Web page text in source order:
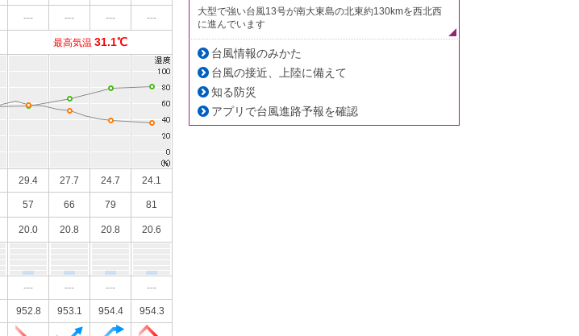
--- --- --- ---
最高気温 31.1℃
29.4 27.7 24.7 24.1
57 66 79 81
20.0 20.8 20.8 20.6
--- --- --- ---
952.8 953.1 954.4 954.3
大型で強い台風13号が南大東島の北東約130kmを西北西
に進んでいます
台風情報のみかた
台風の接近、上陸に備えて
知る防災
アプリで台風進路予報を確認